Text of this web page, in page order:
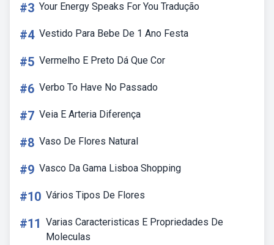
#3 Your Energy Speaks For You Tradução
#4 Vestido Para Bebe De 1 Ano Festa
#5 Vermelho E Preto Dá Que Cor
#6 Verbo To Have No Passado
#7 Veia E Arteria Diferença
#8 Vaso De Flores Natural
#9 Vasco Da Gama Lisboa Shopping
#10 Vários Tipos De Flores
#11 Varias Caracteristicas E Propriedades De
Moleculas